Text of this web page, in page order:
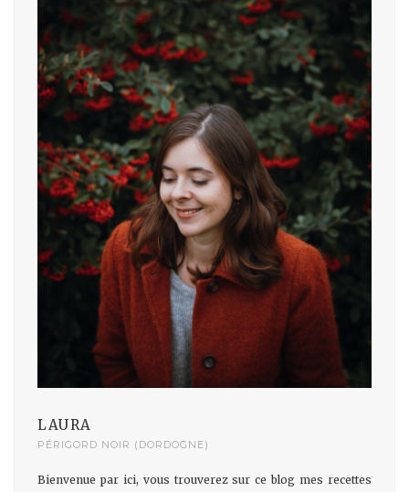
LAURA
PÉRIGORD NOIR (DORDOGNE)
Bienvenue par ici, vous trouverez sur ce blog mes recettes